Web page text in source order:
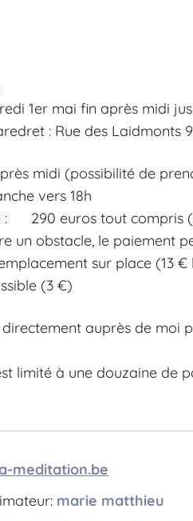
1er mai fin après midi
: Rue des Laidmonts
midi (possibilité de
vers 18h
: 290 euros tout compris
un obstacle, le paiement
sur place (13 €
(3 €)
auprès de moi
limité à une douzaine de
meditation.be
marie matthieu